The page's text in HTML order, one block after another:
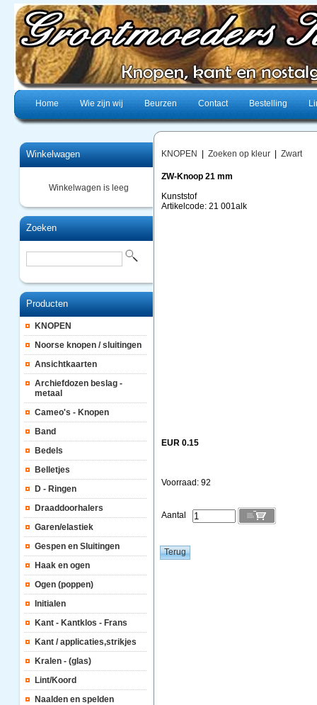
Home Wie zijn wij Beurzen Contact Bestelling
Winkelwagen
Winkelwagen is leeg
Zoeken
Producten
KNOPEN
Noorse knopen / sluitingen
Ansichtkaarten
Archiefdozen beslag -
metaal
Cameo's - Knopen
Band
Bedels
Belletjes
D - Ringen
Draaddoorhalers
Garen/elastiek
Gespen en Sluitingen
Haak en ogen
Ogen (poppen)
Initialen
Kant - Kantklos - Frans
Kant / applicaties,strikjes
Kralen - (glas)
Lint/Koord
Naalden en spelden
KNOPEN Zoeken op kleur Zwart
ZW-Knoop 21 mm
Kunststof
Artikelcode: 21 001alk
EUR 0.15
Voorraad: 92
Aantal